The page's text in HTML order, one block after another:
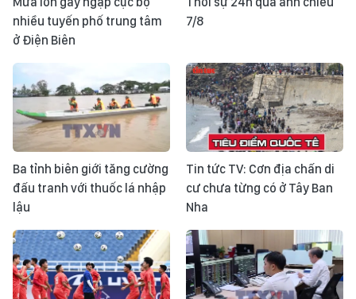
nhiều tuyến phố trung tâm
ở Điện Biên
7/8
Ba tỉnh biên giới tăng cường
đấu tranh với thuốc lá nhập
lậu
Tin tức TV: Cơn địa chấn di
cư chưa từng có ở Tây Ban
Nha